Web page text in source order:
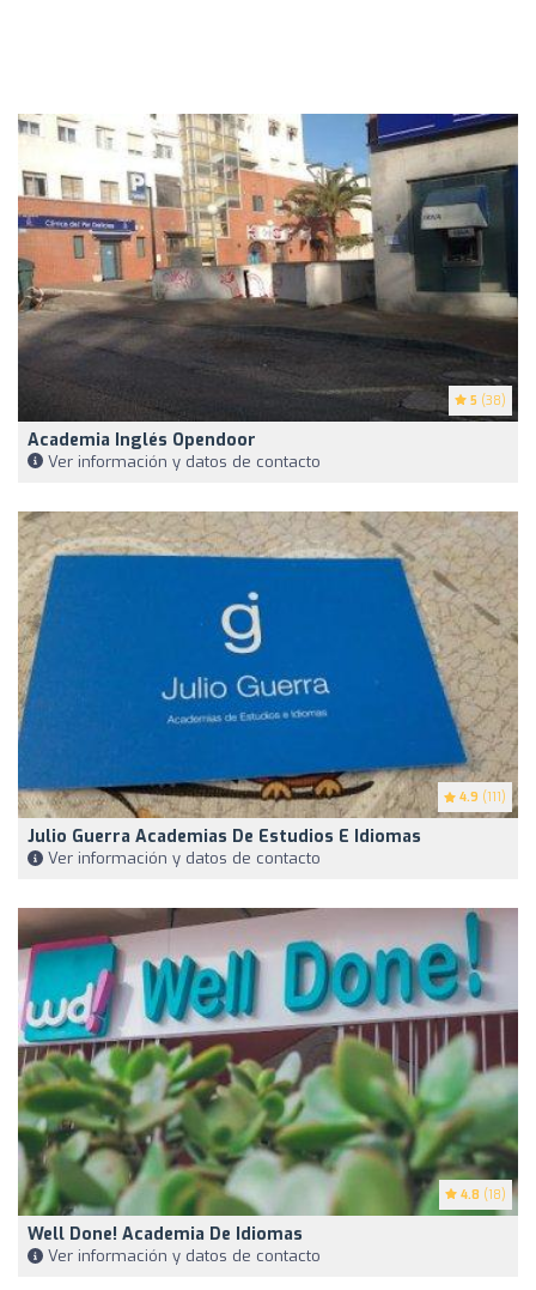
5 (38)
Academia Inglés Opendoor
Ver información y datos de contacto
4.9 (111)
Julio Guerra Academias De Estudios E Idiomas
Ver información y datos de contacto
4.8 (18)
Well Done! Academia De Idiomas
Ver información y datos de contacto